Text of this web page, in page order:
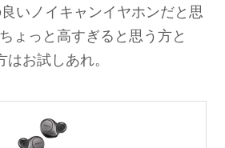
いノイキャンイヤホンだと思
ょっと高すぎると思う方と
お試しあれ。